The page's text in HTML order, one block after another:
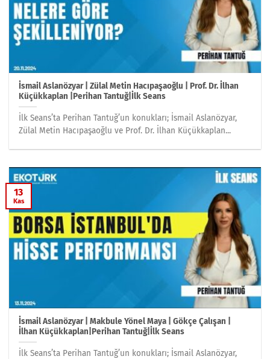
İsmail Aslanözyar | Zülal Metin Hacıpaşaoğlu | Prof. Dr. İlhan
Küçükkaplan |Perihan Tantuğ|İlk Seans
İlk Seans’ta Perihan Tantuğ’un konukları; İsmail Aslanözyar,
Zülal Metin Hacıpaşaoğlu ve Prof. Dr. İlhan Küçükkaplan...
İsmail Aslanözyar | Makbule Yönel Maya | Gökçe Çalışan |
İlhan Küçükkaplan|Perihan Tantuğ|İlk Seans
İlk Seans’ta Perihan Tantuğ’un konukları; İsmail Aslanözyar,
13
Kas